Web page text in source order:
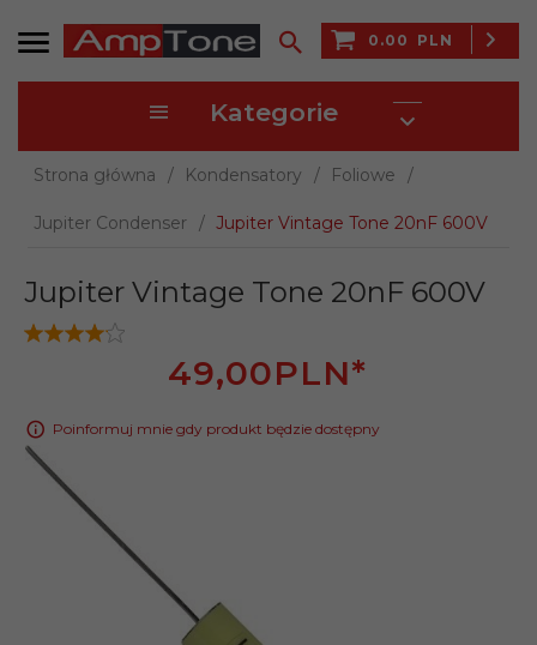
0.00 PLN
Kategorie
Strona główna Kondensatory Foliowe
Jupiter Condenser Jupiter Vintage Tone 20nF 600V
Jupiter Vintage Tone 20nF 600V
49,00PLN*
Poinformuj mnie gdy produkt będzie dostępny